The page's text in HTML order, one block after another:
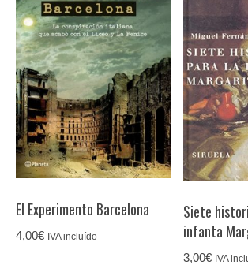
El Experimento Barcelona
4,00€ IVA incluído
Siete
infanta
3,00€ IVA